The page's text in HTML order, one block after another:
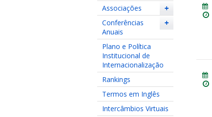
+
Associações
+
Conferências
Anuais
Plano e Política
Institucional de
Internacionalização
Rankings
Termos em Inglês
Intercâmbios Virtuais